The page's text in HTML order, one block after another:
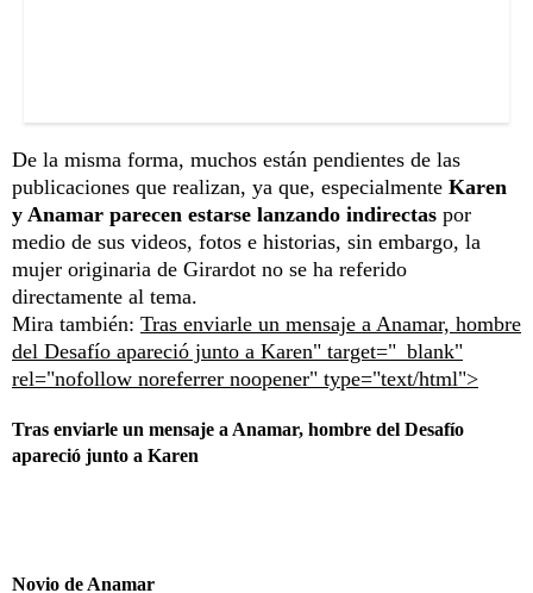
De la misma forma, muchos están pendientes de las
publicaciones que realizan, ya que, especialmente Karen
y Anamar parecen estarse lanzando indirectas por
medio de sus videos, fotos e historias, sin embargo, la
mujer originaria de Girardot no se ha referido
directamente al tema.
Mira también: Tras enviarle un mensaje a Anamar, hombre
del Desafío apareció junto a Karen" target="_blank"
rel="nofollow noreferrer noopener" type="text/html">
Tras enviarle un mensaje a Anamar, hombre del Desafío
apareció junto a Karen
Novio de Anamar